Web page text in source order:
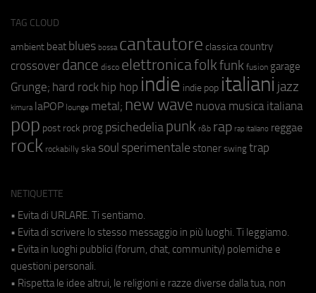
TAG CLOUD
ambient beat blues bossa cantautore classica country
crossover dance disco elettronicafolkfunk fusion garage
Grunge; hard rock hip hop indie indie pop italiani jazz
kimura laPOP lounge metal; new wave nuova musica italiana
pop post rock prog psichedeliapunk r&b rap rap italiano reggae
rock rockabilly ska soul sperimentale stoner swing trap
NETIQUETTE
• Evita di URLARE. Ti sentiamo.
• Evita di scrivere lo stesso messaggio in più luoghi. Ti leggiamo.
• Evita in luoghi pubblici (forum, chat, community) polemiche e
questioni personali.
• Rispetta le idee altrui, le religioni e razze diverse dalla tua, non